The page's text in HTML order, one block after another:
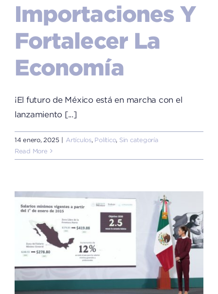
Importaciones Y
Fortalecer La
Economía
¡El futuro de México está en marcha con el
lanzamiento [...]
14 enero, 2025 Artículos, Político, Sin categoría
Read More